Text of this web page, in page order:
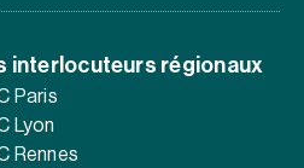
interlocuteurs régionaux
Paris
Lyon
Rennes